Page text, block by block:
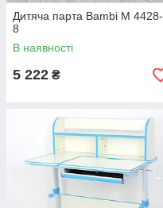
Дитяча парта Bambi M 4428-
8
В наявності
5 222 ₴